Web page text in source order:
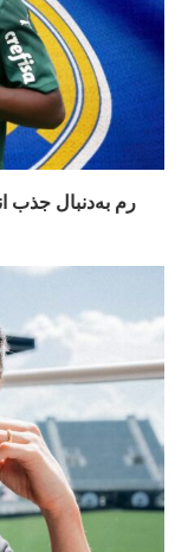
رم به‌دنبال جذب اندریک در